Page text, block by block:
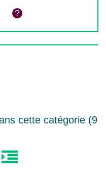
cette catégorie (9